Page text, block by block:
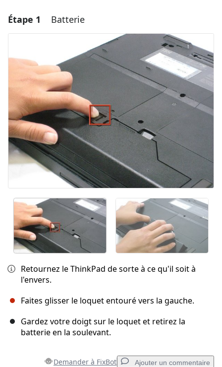
Étape 1 Batterie
Retournez le ThinkPad de sorte à ce qu'il soit à
l'envers.
Faites glisser le loquet entouré vers la gauche.
Gardez votre doigt sur le loquet et retirez la
batterie en la soulevant.
Demander à FixBot Ajouter un commentaire